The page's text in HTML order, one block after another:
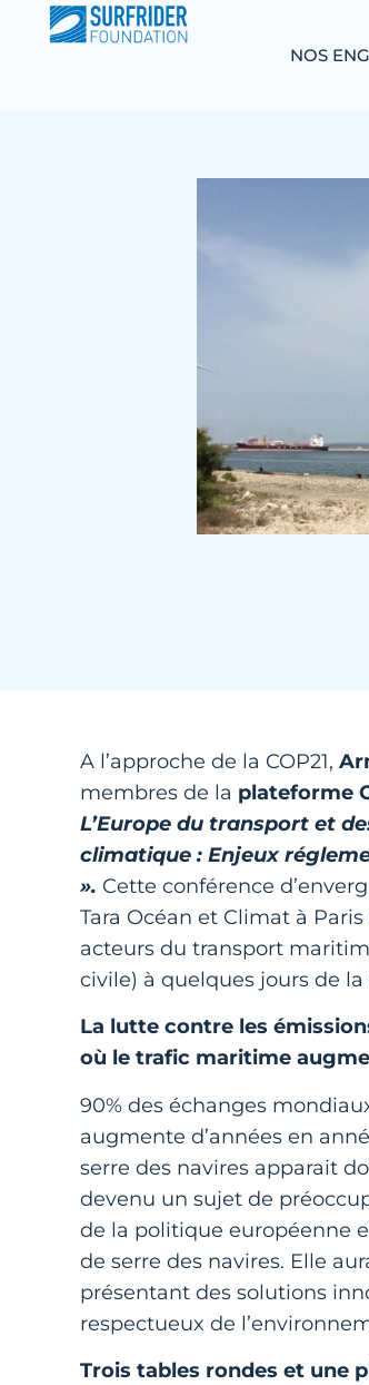
NOS
A l’approche de la COP21,
membres de la plateforme
L’Europe du transport et
climatique : Enjeux
». Cette conférence
Tara Océan et Climat à
acteurs du transport
civile) à quelques jours de la
La lutte contre les
où le trafic maritime
90% des échanges
augmente d’années en
serre des navires apparait
devenu un sujet de
de la politique européenne
de serre des navires. Elle
présentant des solutions
respectueux de
Trois tables rondes et une